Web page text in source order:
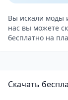
Ручная
Паразит как
механизм
Боевые
Вы искали моды
нас вы можете
бесплатно на
Скачать